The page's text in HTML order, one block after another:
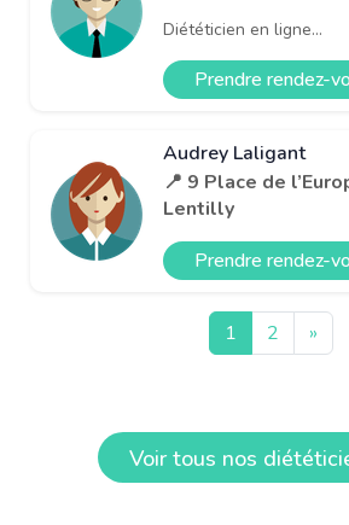
Diététicien en ligne...
Prendre rendez-
Audrey Laligant
📍 9 Place de
Lentilly
Prendre rendez-
1 2 »
Voir tous nos